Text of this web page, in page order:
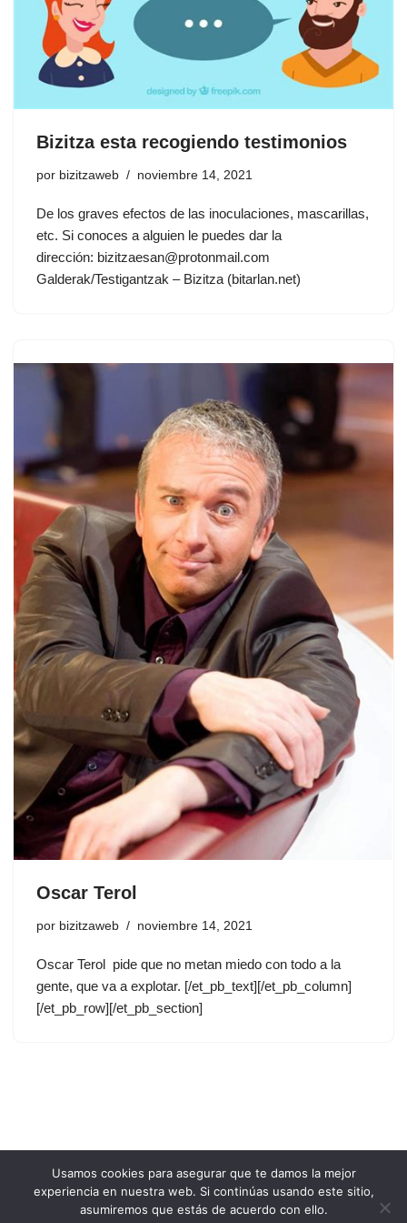
Bizitza esta recogiendo testimonios
por bizitzaweb noviembre 14, 2021
De los graves efectos de las inoculaciones, mascarillas,
etc. Si conoces a alguien le puedes dar la
dirección: bizitzaesan@protonmail.com
Galderak/Testigantzak – Bizitza (bitarlan.net)
Oscar Terol
por bizitzaweb noviembre 14, 2021
Oscar Terol pide que no metan miedo con todo a la
gente, que va a explotar. [/et_pb_text][/et_pb_column]
[/et_pb_row][/et_pb_section]
Usamos cookies para asegurar que te damos la mejor
experiencia en nuestra web. Si continúas usando este sitio,
asumiremos que estás de acuerdo con ello.